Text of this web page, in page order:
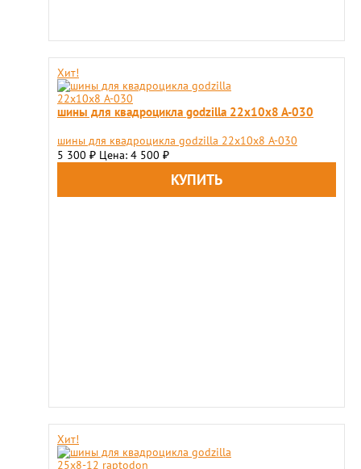
Хит!
шины для квадроцикла godzilla 22x10x8 A-030
шины для квадроцикла godzilla 22x10x8 A-030
5 300 ₽ Цена: 4 500 ₽
Хит!